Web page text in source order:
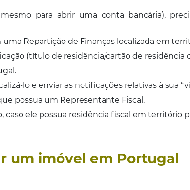
para abrir uma conta bancária),
Repartição de Finanças localizada em
(título de residência/cartão de residência
lo e enviar as notificações relativas à sua
possua um Representante Fiscal.
caso ele possua residência fiscal em território
um imóvel em Portugal